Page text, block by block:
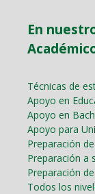
En
Técnicas de
Apoyo en
Apoyo en
Apoyo para
Preparación
Preparación a
Preparación
Todos los